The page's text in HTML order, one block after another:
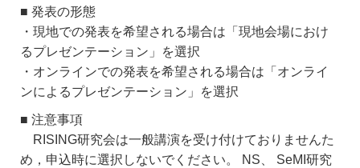
■ 発表の形態
・現地での発表を希望される場合は「現地会場におけ
るプレゼンテーション」を選択
・オンラインでの発表を希望される場合は「オンライ
ンによるプレゼンテーション」を選択
■ 注意事項
RISING研究会は一般講演を受け付けておりませんた
め，申込時に選択しないでください。 NS、 SeMI研究